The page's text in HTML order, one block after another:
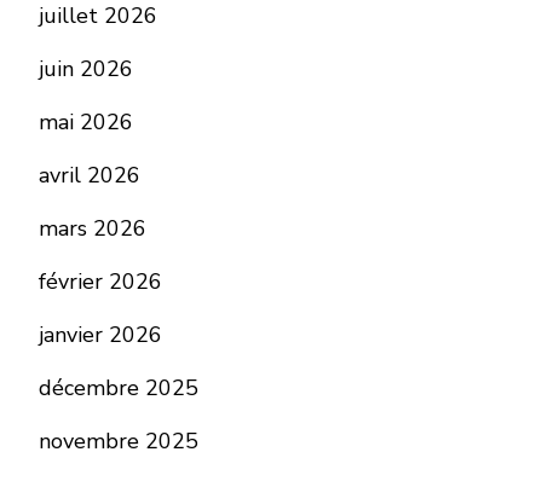
juillet 2026
juin 2026
mai 2026
avril 2026
mars 2026
février 2026
janvier 2026
décembre 2025
novembre 2025